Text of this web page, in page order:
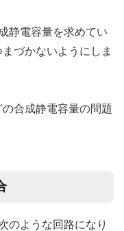
静電容量を求めてい
づかないようにしま
合成静電容量の問題
のような回路になり